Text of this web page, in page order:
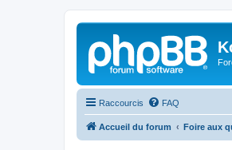
Raccourcis FAQ
Accueil du forum Foire aux